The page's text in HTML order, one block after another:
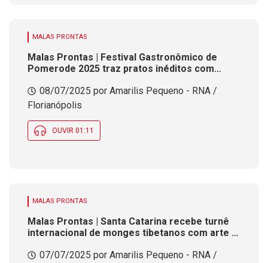
MALAS PRONTAS
Malas Prontas | Festival Gastronômico de
Pomerode 2025 traz pratos inéditos com
08/07/2025 por Amarilis Pequeno - RNA /
Florianópolis
OUVIR 01:11
MALAS PRONTAS
Malas Prontas | Santa Catarina recebe turnê
internacional de monges tibetanos com arte e
07/07/2025 por Amarilis Pequeno - RNA /